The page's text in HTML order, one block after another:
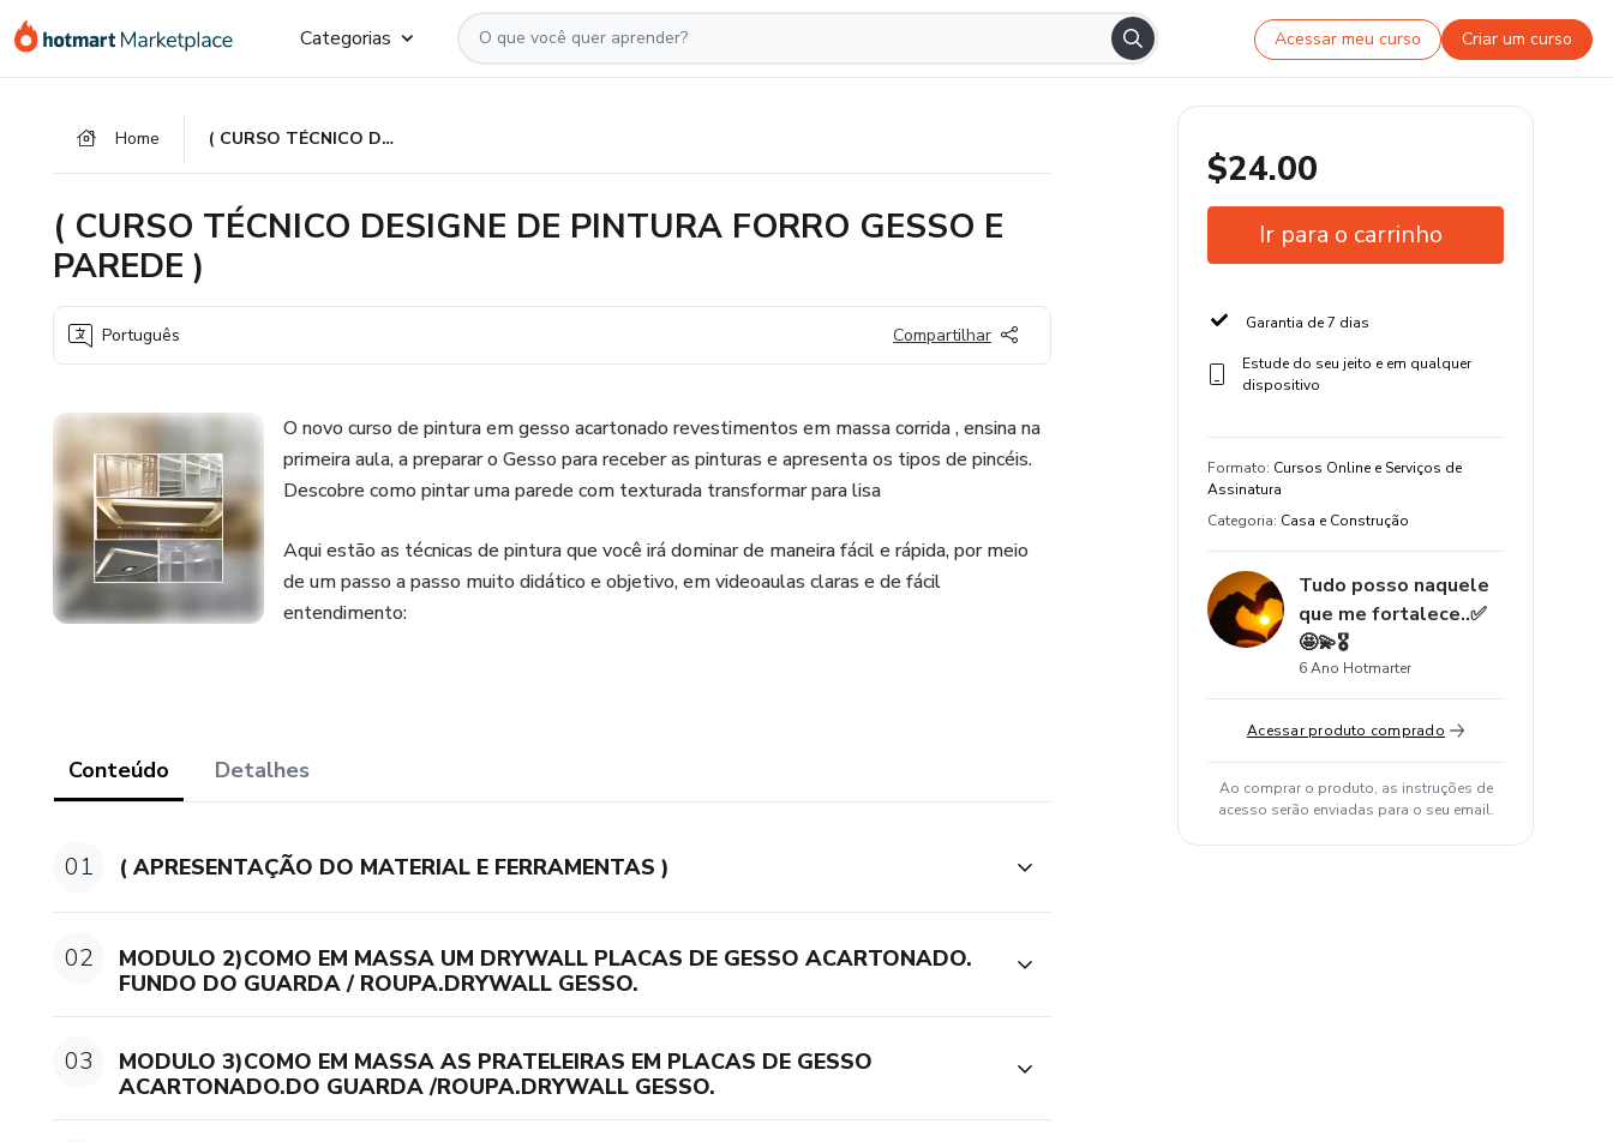
para
para
para
Categorias Acessar meu curso Criar um curso
Home ( CURSO TÉCNICO DESIGNE DE PINTURA FORRO GESSO E PAREDE )
( CURSO TÉCNICO DESIGNE DE PINTURA FORRO GESSO E
PAREDE )
Português Compartilhar
O novo curso de pintura em gesso acartonado revestimentos em massa corrida , ensina na
primeira aula, a preparar o Gesso para receber as pinturas e apresenta os tipos de pincéis.
Descobre como pintar uma parede com texturada transformar para lisa
Aqui estão as técnicas de pintura que você irá dominar de maneira fácil e rápida, por meio
de um passo a passo muito didático e objetivo, em videoaulas claras e de fácil
entendimento:
Conteúdo Detalhes
01 ( APRESENTAÇÃO DO MATERIAL E FERRAMENTAS )
02
MODULO 2)COMO EM MASSA UM DRYWALL PLACAS DE GESSO ACARTONADO.
FUNDO DO GUARDA / ROUPA.DRYWALL GESSO.
03
MODULO 3)COMO EM MASSA AS PRATELEIRAS EM PLACAS DE GESSO
ACARTONADO.DO GUARDA /ROUPA.DRYWALL GESSO.
$24.00
Ir para o carrinho
Garantia de 7 dias
Estude do seu jeito e em qualquer
dispositivo
Formato: Cursos Online e Serviços de
Assinatura
Categoria: Casa e Construção
Tudo posso naquele
que me fortalece..✅
🤩💫🎖️
6 Ano Hotmarter
Acessar produto comprado
Ao comprar o produto, as instruções de
acesso serão enviadas para o seu email.